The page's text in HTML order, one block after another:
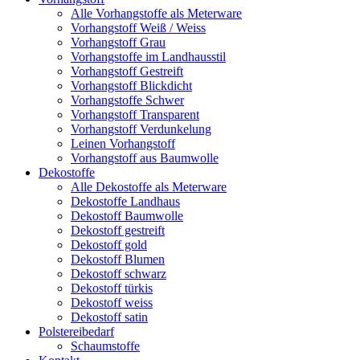
Alle Vorhangstoffe als Meterware
Vorhangstoff Weiß / Weiss
Vorhangstoff Grau
Vorhangstoffe im Landhausstil
Vorhangstoff Gestreift
Vorhangstoff Blickdicht
Vorhangstoffe Schwer
Vorhangstoff Transparent
Vorhangstoff Verdunkelung
Leinen Vorhangstoff
Vorhangstoff aus Baumwolle
Dekostoffe
Alle Dekostoffe als Meterware
Dekostoffe Landhaus
Dekostoff Baumwolle
Dekostoff gestreift
Dekostoff gold
Dekostoff Blumen
Dekostoff schwarz
Dekostoff türkis
Dekostoff weiss
Dekostoff satin
Polstereibedarf
Schaumstoffe